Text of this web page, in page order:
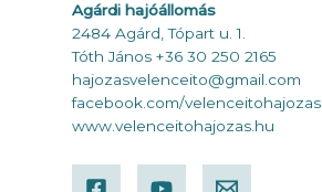
Agárdi hajóállomás
2484 Agárd, Tópart u. 1.
Tóth János +36 30 250 2165
hajozasvelenceito@gmail.com
facebook.com/velenceitohajozas
www.velenceitohajozas.hu